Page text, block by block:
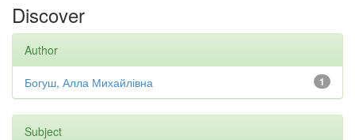
Discover
Author
1
Богуш, Алла Михайлівна
Subject